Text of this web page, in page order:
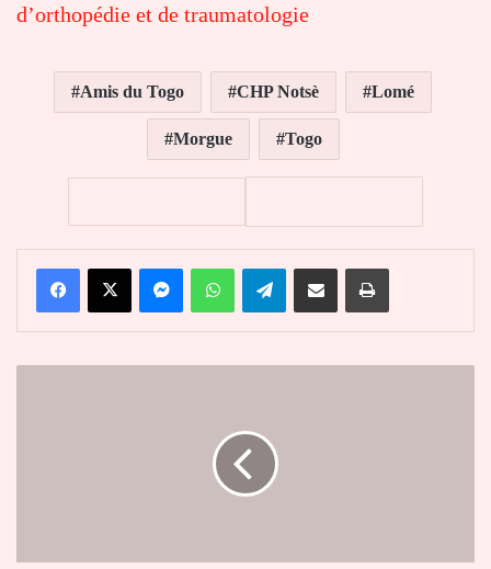
d’orthopédie et de traumatologie
Amis du Togo CHP Notsè Lomé
Morgue Togo
FacebookX MessengerWhatsAppTelegramPartager par email Imprimer
déclarés